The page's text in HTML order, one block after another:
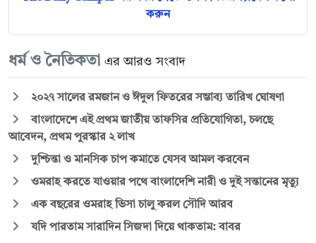
করুন
ধর্ম ও নৈতিকতা এর আরও সংবাদ
২০২৭ সালের রমজান ও ঈদুল ফিতরের সম্ভাব্য তারিখ ঘোষণা
বাংলাদেশে এই প্রথম জাতীয় তাফসির প্রতিযোগিতা, চলছে
আবেদন, প্রথম পুরস্কার ২ লাখ
দুশ্চিন্তা ও মানসিক চাপ কমাতে যেসব আমল করবেন
ওমরাহ করতে যাওয়ার পথে বাংলাদেশি নারী ও দুই সন্তানের মৃত্যু
এক বছরের ওমরাহ ভিসা চালু করল সৌদি আরব
যদি পারতাম সারাদিন সিজদা দিয়ে থাকতাম: বাবর